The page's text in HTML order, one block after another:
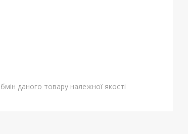
даного товару належної якості